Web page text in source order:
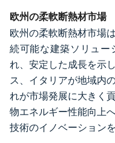
欧州の柔軟断熱材市場
欧州の柔軟断熱材市場
続可能な建築ソリュー
れ、安定した成長を示
ス、イタリアが地域内
れが市場発展に大きく
物エネルギー性能向上
技術のイノベーション